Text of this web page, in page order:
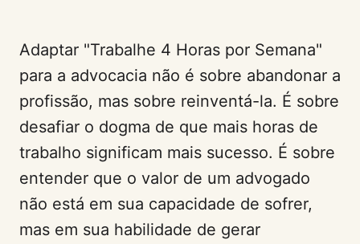
Adaptar "Trabalhe 4 Horas por Semana"
para a advocacia não é sobre abandonar a
profissão, mas sobre reinventá-la. É sobre
desafiar o dogma de que mais horas de
trabalho significam mais sucesso. É sobre
entender que o valor de um advogado
não está em sua capacidade de sofrer,
mas em sua habilidade de gerar